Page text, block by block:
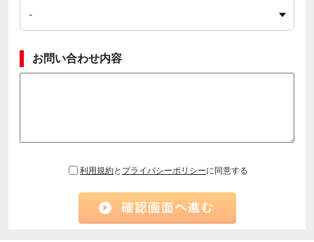
お問い合わせ内容
利用規約と プライバシーポリシーに同意する